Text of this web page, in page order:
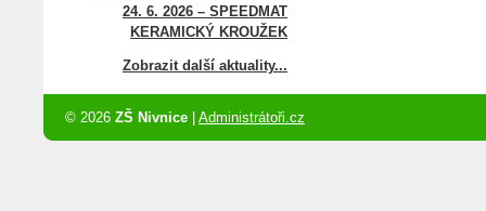
24. 6. 2026 – SPEEDMAT
KERAMICKÝ KROUŽEK
Zobrazit další aktuality...
© 2026 ZŠ Nivnice Administrátoři.cz